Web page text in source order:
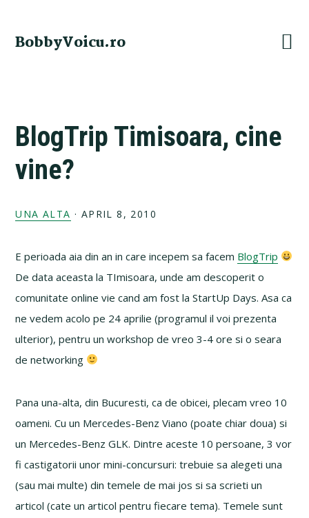
primary
main
primary
footer
BobbyVoicu.ro
BlogTrip Timisoara, cine
vine?
UNA ALTA · APRIL 8, 2010
E perioada aia din an in care incepem sa facem BlogTrip
De data aceasta la TImisoara, unde am descoperit o
comunitate online vie cand am fost la StartUp Days. Asa ca
ne vedem acolo pe 24 aprilie (programul il voi prezenta
ulterior), pentru un workshop de vreo 3-4 ore si o seara
de networking
Pana una-alta, din Bucuresti, ca de obicei, plecam vreo 10
oameni. Cu un Mercedes-Benz Viano (poate chiar doua) si
un Mercedes-Benz GLK. Dintre aceste 10 persoane, 3 vor
fi castigatorii unor mini-concursuri: trebuie sa alegeti una
(sau mai multe) din temele de mai jos si sa scrieti un
articol (cate un articol pentru fiecare tema). Temele sunt